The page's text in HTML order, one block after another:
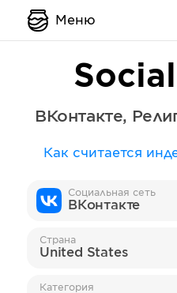
Меню
ВКонтакте,
Как считается
Социальная сеть
ВКонтакте
Страна
United States
Категория